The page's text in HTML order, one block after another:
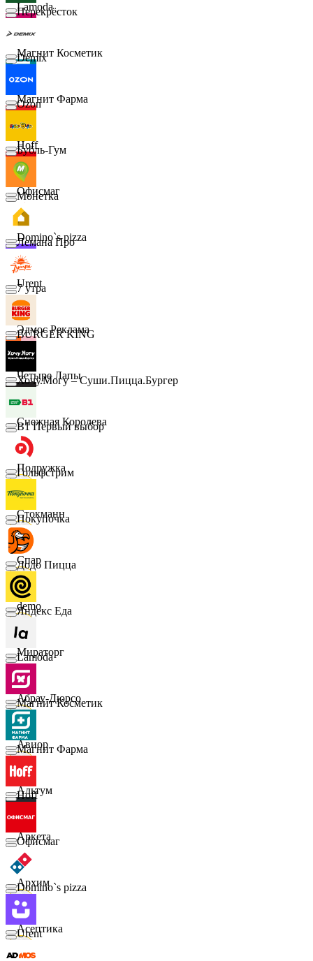
Lamoda
Магнит Косметик
Магнит Фарма
Hoff
Офисмаг
Domino`s pizza
Urent
Эдмос Реклама
Четыре Лапы
Снежная Королева
Подружка
Стокманн
Cпар
demo
Мираторг
Абрау-Дюрсо
Авиор
Альтум
Аркета
Архим
Асептика
Перекрёсток
Demix
Ozon
Бубль-Гум
Монетка
Лемана Про
7 утра
BURGER KING
Хочу.Могу – Суши.Пицца.Бургер
B1 Первый выбор
Гольфстрим
Покупочка
Додо Пицца
Яндекс Еда
Lamoda
Магнит Косметик
Магнит Фарма
Hoff
Офисмаг
Domino`s pizza
Urent